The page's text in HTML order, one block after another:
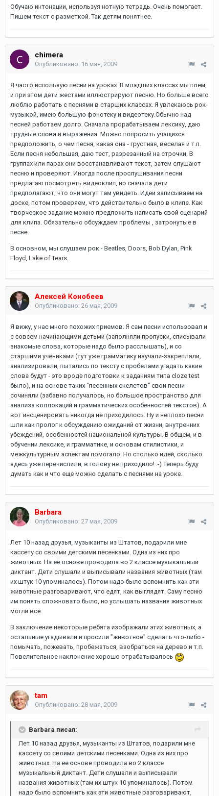
Обучаю интонации, используя нотную тетрадь. Очень помогает.
Пишем текст с разметкой. Так детям понятнее.
chimera
Опубликовано: 16 мая, 2009
Я часто использую песни на уроках. В младших классах мы поем,
и при этом дети жестами иллюстрируют песню. Но больше всего
люблю работать с песнями в старших классах. Я увлекаюсь рок-
музыкой, имею большую фонотеку и видеотеку.Обычно над
песней работаем долго. Сначала прорабатываем лексику, даю
трудные слова и выражения. Можно попросить учащихся
предположить, о чем песня, какая она - грустная, веселая и т.п.
Если песня небольшая, даю тест, разрезанный на строчки. В
группах или парах они восстанавливают текст, затем слушают
песню и проверяют. Иногда после прослушивания песни
предлагаю посмотреть видеоклип, но сначала дети
предполагают, что они могут там увидеть. Идеи записываем на
доске, потом проверяем, что действительно было в клипе. Как
творческое задание можно предложить написать свой сценарий
для клипа. Обязательно обсуждаем проблемы , затронутые в
песне.
В основном, мы слушаем рок - Beatles, Doors, Bob Dylan, Pink
Floyd, Lake of Tears.
Алексей Конобеев
Опубликовано: 26 мая, 2009
Я вижу, у нас много похожих приемов. Я сам песни использовал и
с совсем начинающими детьми (заполняли пропуски, списывали
знакомые слова, которые надо было расслышать), и со
старшими учениками (тут уже грамматику изучали-закрепляли,
анализировали, пытались по тексту с пробелами угадать какие
слова будут - это вроде подготовки к заданиям типа cloze test
было), и на основе таких "песенных скелетов" свои песни
сочиняли (забавно получалось, но большое пространство для
анализа коллокаций и грамматических особенностей текстов). А
вот инсценировать никогда не приходилось. Ну и неплохо песни
шли как пролог к обсуждению ожиданий от жизни, внутренних
убеждений, особенностей национальной культуры. В общем, и в
обучении лексике, и грамматике, и основам стилистики, и
межкультурным аспектам помогало. Но столько идей, сколько
здесь уже перечислили, в голову не приходило! :-) Теперь буду
думать как и что еще можно сделать с песнями на уроке.
Barbara
Опубликовано: 27 мая, 2009
Лет 10 назад друзья, музыканты из Штатов, подарили мне
кассету со своими детскими песенками. Одна из них про
животных. На её основе проводила во 2 классе музыкальный
диктант. Дети слушали и выписывали названия животных (там
их штук 10 упоминалось). Потом надо было вспомнить как эти
животные разговаривают, что едят, как выглядят. Саму песню
им понять сложновато было, но услышать названия животных
могли все.
В заключение некоторые ребята изображали этих животных, а
остальные угадывали и просили "животное" сделать что-либо -
помычать, пожевать, пробежаться, взобраться на дерево и т.п.
Повелительное наклонение хорошо отрабатывалось
tam
Опубликовано: 28 мая, 2009
Barbara писал:
Лет 10 назад друзья, музыканты из Штатов, подарили мне
кассету со своими детскими песенками. Одна из них про
животных. На её основе проводила во 2 классе
музыкальный диктант. Дети слушали и выписывали
названия животных (там их штук 10 упоминалось). Потом
надо было вспомнить как эти животные разговаривают,